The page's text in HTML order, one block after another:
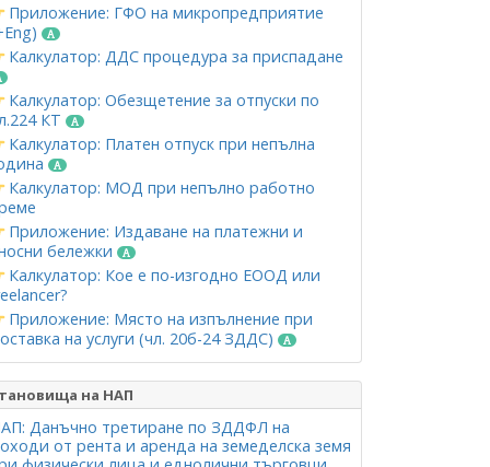
Приложение: ГФО на микропредприятие
Калкулатор: ДДС процедура за приспадане
Калкулатор: Обезщетение за отпуски по
КТ
Калкулатор: Платен отпуск при непълна
Калкулатор: МОД при непълно работно
Приложение: Издаване на платежни и
бележки
Калкулатор: Кое е по-изгодно ЕООД или
Приложение: Място на изпълнение при
на услуги (чл. 20б-24 ЗДДС)
на НАП
Данъчно третиране по ЗДДФЛ на
от рента и аренда на земеделска земя